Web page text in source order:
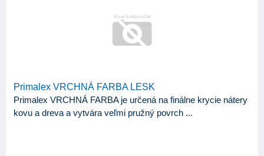
Primalex VRCHNÁ FARBA LESK
Primalex VRCHNÁ FARBA je určená na finálne krycie nátery
kovu a dreva a vytvára veľmi pružný povrch ...